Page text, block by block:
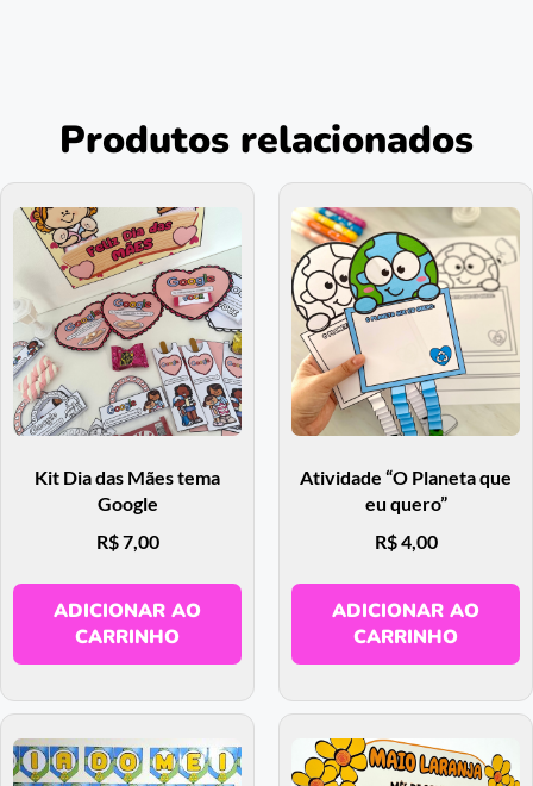
Produtos relacionados
Kit Dia das Mães tema
Google
R$7,00
ADICIONAR AO
CARRINHO
Atividade “O Planeta que
eu quero”
R$4,00
ADICIONAR AO
CARRINHO